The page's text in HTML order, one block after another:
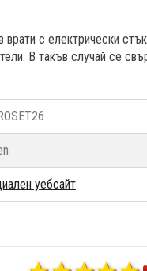
с електрически
В такъв случай се
уебсайт